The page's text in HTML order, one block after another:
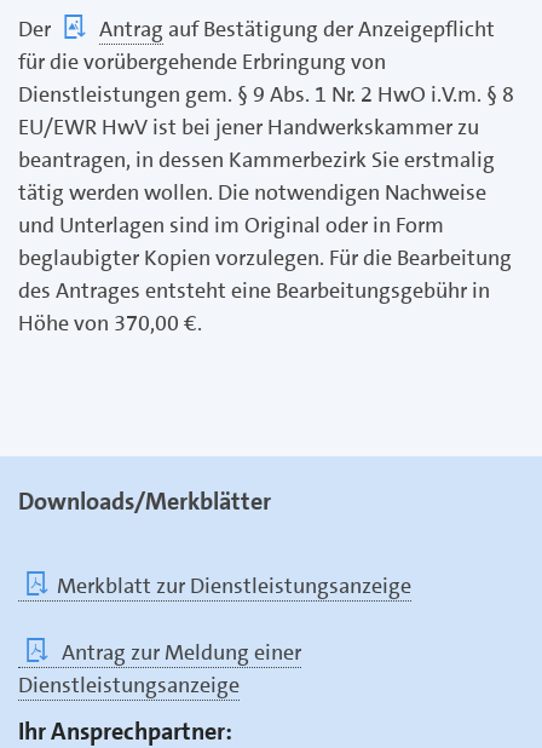
Der Antrag auf Bestätigung der Anzeigepflicht
für die vorübergehende Erbringung von
Dienstleistungen gem. § 9 Abs. 1 Nr. 2 HwO i.V.m. § 8
EU/EWR HwV ist bei jener Handwerkskammer zu
beantragen, in dessen Kammerbezirk Sie erstmalig
tätig werden wollen. Die notwendigen Nachweise
und Unterlagen sind im Original oder in Form
beglaubigter Kopien vorzulegen. Für die Bearbeitung
des Antrages entsteht eine Bearbeitungsgebühr in
Höhe von 370,00 €.
Downloads/Merkblätter
Merkblatt zur Dienstleistungsanzeige
Antrag zur Meldung einer
Dienstleistungsanzeige
Ihr Ansprechpartner: